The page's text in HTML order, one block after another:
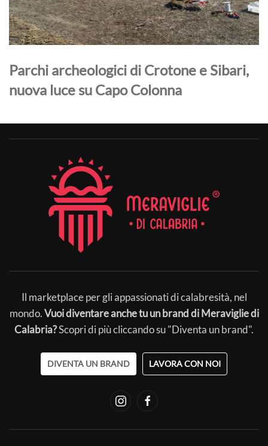
Parchi archeologici di Crotone e Sibari,
nuova luce su Capo Colonna
Il marketplace per gli appassionati di calabresità, nel
mondo.Vuoi diventare anche tu un brand di Meraviglie di
Calabria?Scopri di più cliccando su "Diventa un brand".
DIVENTA UN BRAND LAVORA CON NOI